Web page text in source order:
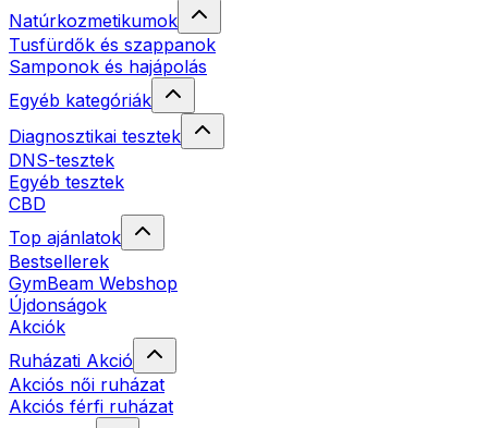
Natúrkozmetikumok
Tusfürdők és szappanok
Samponok és hajápolás
Egyéb kategóriák
Diagnosztikai tesztek
DNS-tesztek
Egyéb tesztek
CBD
Top ajánlatok
Bestsellerek
GymBeam Webshop
Újdonságok
Akciók
Ruházati Akció
Akciós női ruházat
Akciós férfi ruházat